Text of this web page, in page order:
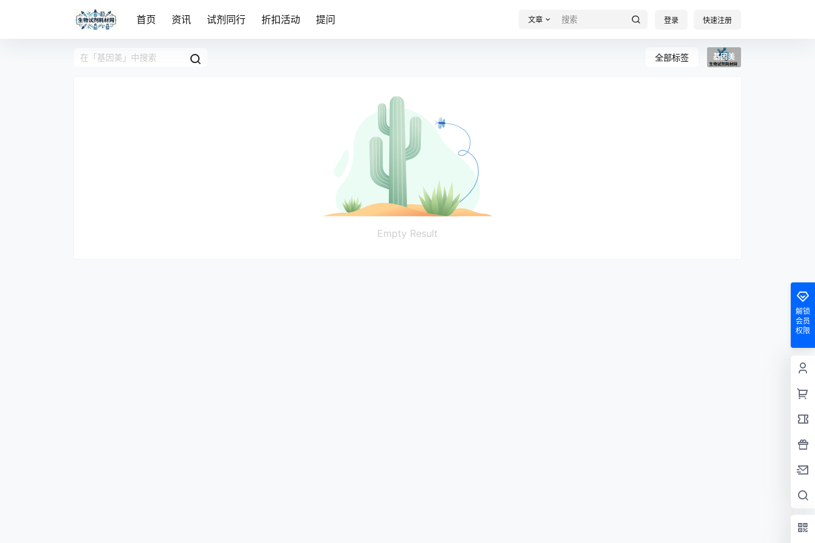
首页 资讯 试剂同行 折扣活动 提问 文章 登录 快速注册
全部标签 基因美
Empty Result
解锁
会员
权限